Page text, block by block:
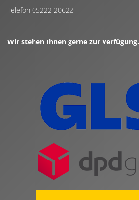
Telefon 05222 20622
Wir stehen Ihnen gerne zur Verfügung.